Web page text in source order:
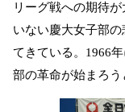
リーグ戦への期待
いない慶大女子部
てきている。 1966
部の革命が始まろう